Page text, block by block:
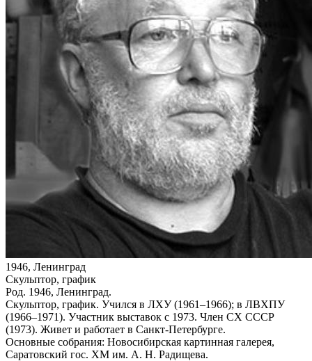
1946, Ленинград
Скульптор, график
Род. 1946, Ленинград.
Скульптор, график. Учился в ЛХУ (1961–1966); в ЛВХПУ
(1966–1971). Участник выставок с 1973. Член СХ СССР
(1973). Живет и работает в Санкт‑Петербурге.
Основные собрания: Новосибирская картинная галерея,
Саратовский гос. ХМ им. А. Н. Радищева.